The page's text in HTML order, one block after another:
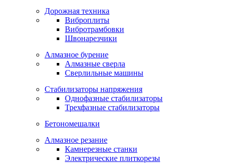
Дорожная техника
Виброплиты
Вибротрамбовки
Швонарезчики
Алмазное бурение
Алмазные сверла
Сверлильные машины
Стабилизаторы напряжения
Однофазные стабилизаторы
Трехфазные стабилизаторы
Бетономешалки
Алмазное резание
Камнерезные станки
Электрические плиткорезы